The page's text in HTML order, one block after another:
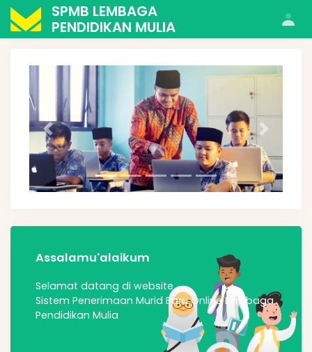
SPMB LEMBAGA
PENDIDIKAN MULIA
Previous Next
Assalamu'alaikum
Selamat datang di website
Sistem Penerimaan Murid Baru Online Lembaga
Pendidikan Mulia